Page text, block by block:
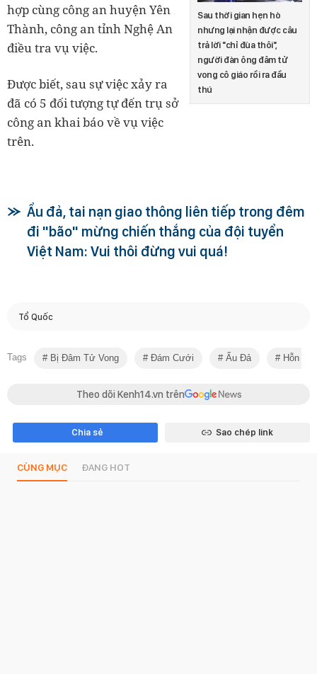
Sau thời gian hẹn hò
nhưng lại nhận được câu
trả lời "chỉ đùa thôi",
người đàn ông đâm tử
vong cô giáo rồi ra đầu
thú
hợp cùng công an huyện Yên
Thành, công an tỉnh Nghệ An
điều tra vụ việc.
Được biết, sau sự việc xảy ra
đã có 5 đối tượng tự đến trụ sở
công an khai báo về vụ việc
trên.
Ẩu đả, tai nạn giao thông liên tiếp trong đêm
đi "bão" mừng chiến thắng của đội tuyển
Việt Nam: Vui thôi đừng vui quá!
Tổ Quốc
Tags Bị Đâm Tử Vong Đám Cưới Ẩu Đả Hỗn
Theo dõi Kenh14.vn trên
Chia sẻ Sao chép link
CÙNG MỤC ĐANG HOT